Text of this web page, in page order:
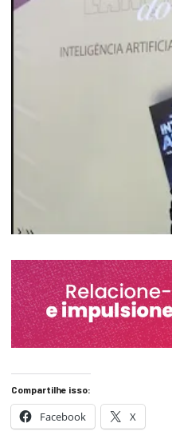
Compartilhe isso:
Facebook X